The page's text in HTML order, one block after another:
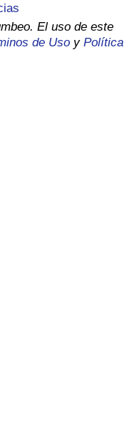
El uso de este
de Uso y Política